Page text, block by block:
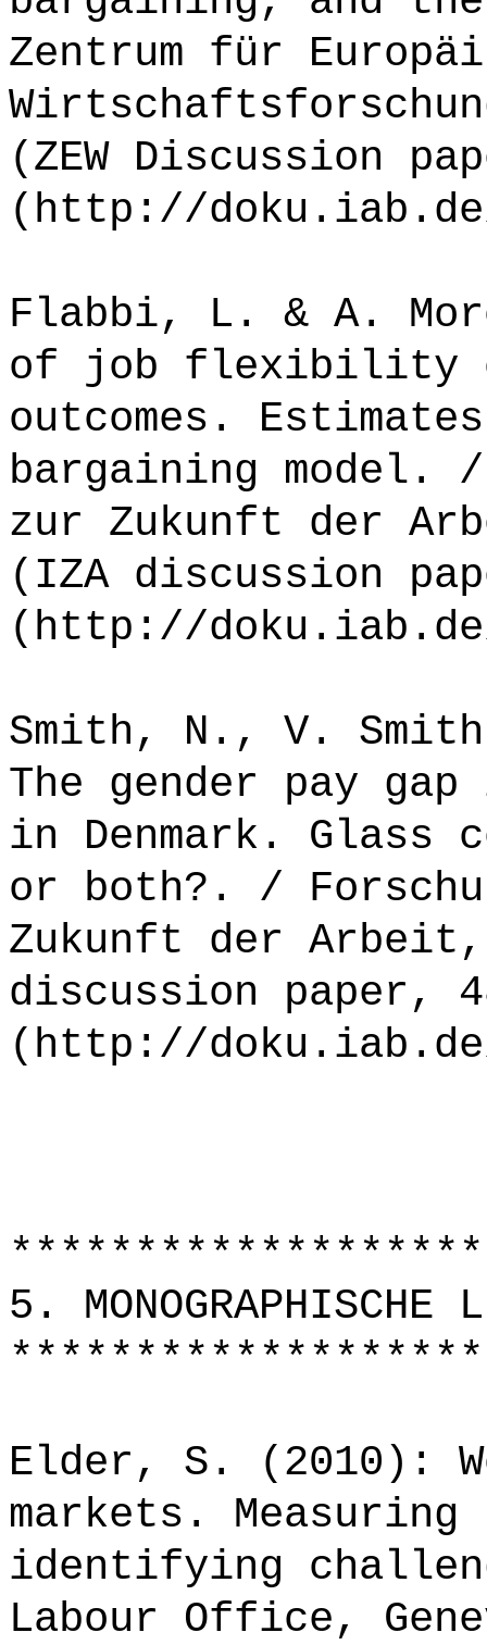
Zentrum für
(ZEW Discussion
(http://
Flabbi, L. & A.
of job flexibility
outcomes.
bargaining model.
zur Zukunft der
(IZA discussion
(http://
Smith, N., V.
The gender pay
in Denmark.
or both?. /
Zukunft der
discussion paper,
(http://
5. MONOGRAPHISCHE
Elder, S. (2010):
markets. Measuring
identifying
Labour Office,